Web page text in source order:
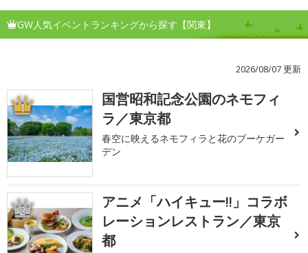
GW人気イベントランキングから探す【関東】
2026/08/07 更新
1
国営昭和記念公園のネモフィ
ラ／東京都
春空に映えるネモフィラと花のブーケガー
デン
2
アニメ「ハイキュー!!」コラボ
レーションレストラン／東京
都